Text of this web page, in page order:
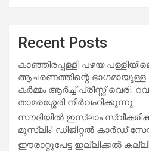
Recent Posts
കാഞ്ഞിരപ്പള്ളി പഴയ
ആചരണത്തിന്റെ ഭാഗമായുള്ള
കർമ്മം ആർച്ച് പ്രീസ്റ്റ് വെരി.
താമരശ്ശേരി നിർവഹിക്കുന്നു.
സൗദിയില്‍ ഇസ്‌ലാം
മുസ്ലിം’ ഡിജിറ്റല്‍ കാര്‍ഡ്
ഈരാറ്റുപേട്ട ഇല്ലിക്കൽ കല്ലിൽ